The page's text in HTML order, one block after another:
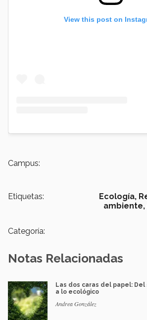
View this post on
Campus:
Etiquetas: Ecología,
ambiente,
Categoría:
Notas Relacionadas
Las dos caras del papel:
a lo ecológico
Andrea González